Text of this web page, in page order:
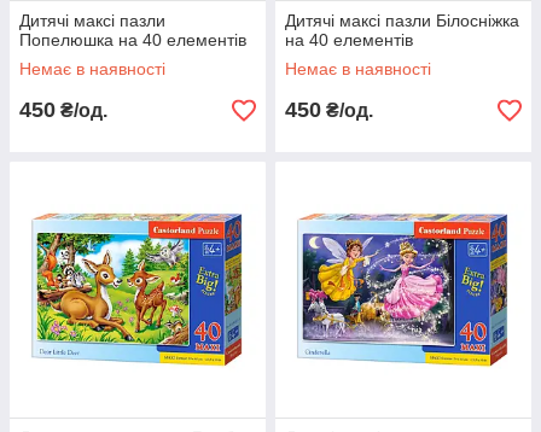
Дитячі максі пазли
Попелюшка на 40 елементів
Немає в наявності
450 ₴/од.
Дитячі максі пазли Білосніжка
на 40 елементів
Немає в наявності
450 ₴/од.